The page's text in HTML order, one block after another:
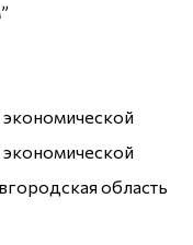
область